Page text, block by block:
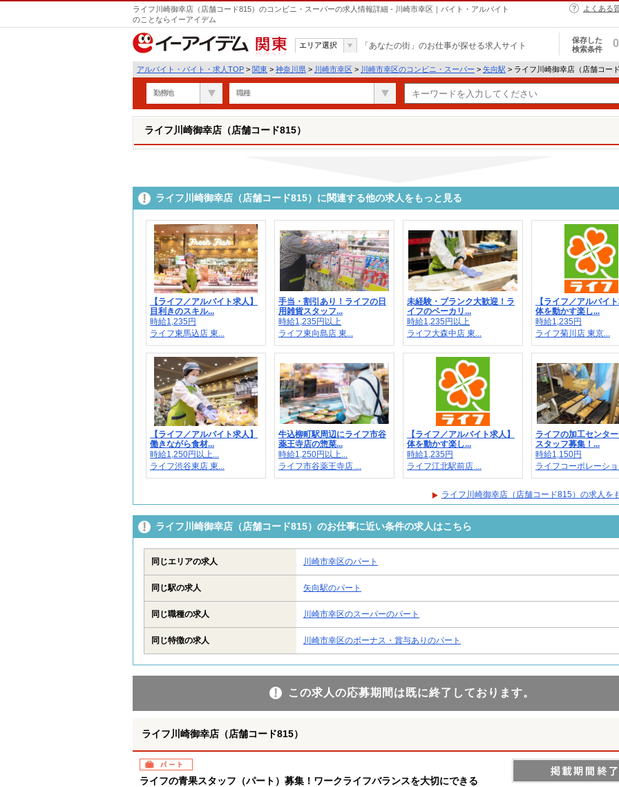
ライフ川崎御幸店（店舗コード815）のコンビニ・スーパーの求人情報詳細 - 川崎市幸区｜バイト・アルバイト
のことならイーアイデム
よくある
関東
エリア選択 「あなたの街」のお仕事が探せる求人サイト
保存した
検索条件
0
アルバイト・バイト・求人TOP > 関東 > 神奈川県 > 川崎市幸区 > 川崎市幸区のコンビニ・スーパー > 矢向駅 > ライフ川崎御幸店（店舗コー
勤務地 職種
ライフ川崎御幸店（店舗コード815）
ライフ川崎御幸店（店舗コード815）に関連する他の求人をもっと見る
【ライフ／アルバイト求人】
目利きのスキル...
時給1,235円
ライフ東馬込店 東...
手当・割引あり！ライフの日
用雑貨スタッフ...
時給1,235円以上
ライフ東向島店 東...
未経験・ブランク大歓迎！ラ
イフのベーカリ...
時給1,235円以上
ライフ大森中店 東...
【ライフ／アルバイ
体を動かす楽し...
時給1,235円
ライフ菊川店 東京...
【ライフ／アルバイト求人】
働きながら食材...
時給1,250円以上...
ライフ渋谷東店 東...
牛込柳町駅周辺にライフ市谷
薬王寺店の惣菜...
時給1,250円以上...
ライフ市谷薬王寺店 ...
【ライフ／アルバイト求人】
体を動かす楽し...
時給1,235円
ライフ江北駅前店 ...
ライフの加工センタ
スタッフ募集！...
時給1,150円
ライフコーポレーシ
ライフ川崎御幸店（店舗コード815）の求人を
ライフ川崎御幸店（店舗コード815）のお仕事に近い条件の求人はこちら
同じエリアの求人 川崎市幸区のパート
同じ駅の求人 矢向駅のパート
同じ職種の求人 川崎市幸区のスーパーのパート
同じ特徴の求人 川崎市幸区のボーナス・賞与ありのパート
この求人の応募期間は既に終了しております。
ライフ川崎御幸店（店舗コード815）
パート
ライフの青果スタッフ（パート）募集！ワークライフバランスを大切にできる